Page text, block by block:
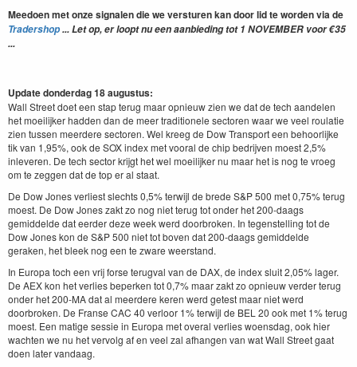
Meedoen met onze signalen die we versturen kan door lid te wordenvia de
Tradershop... Let op, er loopt nu een aanbieding tot 1 NOVEMBER voor €35
...
Update donderdag 18 augustus:
Wall Street doet een stap terug maar opnieuw zien we dat de tech aandelen
het moeilijker hadden dan de meer traditionele sectoren waar we veel roulatie
zien tussen meerdere sectoren. Wel kreeg de Dow Transport een behoorlijke
tik van 1,95%, ook de SOX index met vooral de chip bedrijven moest 2,5%
inleveren. De tech sector krijgt het wel moeilijker nu maar het is nog te vroeg
om te zeggen dat de top er al staat.
De Dow Jones verliest slechts 0,5% terwijl de brede S&P 500 met 0,75% terug
moest. De Dow Jones zakt zo nog niet terug tot onder het 200-daags
gemiddelde dat eerder deze week werd doorbroken. In tegenstelling tot de
Dow Jones kon de S&P 500 niet tot boven dat 200-daags gemiddelde
geraken, het bleek nog een te zware weerstand.
In Europa toch een vrij forse terugval van de DAX, de index sluit 2,05% lager.
De AEX kon het verlies beperken tot 0,7% maar zakt zo opnieuw verder terug
onder het 200-MA dat al meerdere keren werd getest maar niet werd
doorbroken. De Franse CAC 40 verloor 1% terwijl de BEL 20 ook met 1% terug
moest. Een matige sessie in Europa met overal verlies woensdag, ook hier
wachten we nu het vervolg af en veel zal afhangen van wat Wall Street gaat
doen later vandaag.